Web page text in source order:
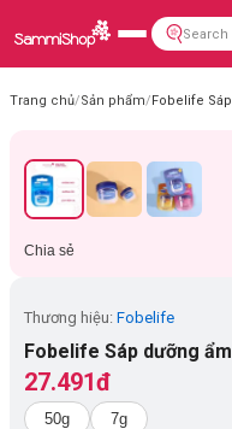
Trang chủ/Sản phẩm/Fobelife
Chia sẻ
Thương hiệu: Fobelife
Fobelife Sáp dưỡng
27.491đ
50g 7g